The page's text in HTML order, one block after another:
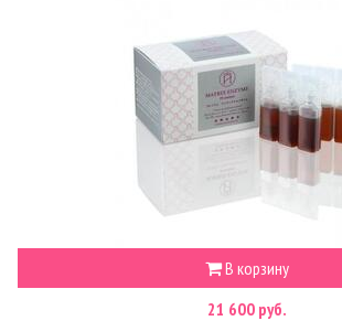
В корзину
21 600 руб.